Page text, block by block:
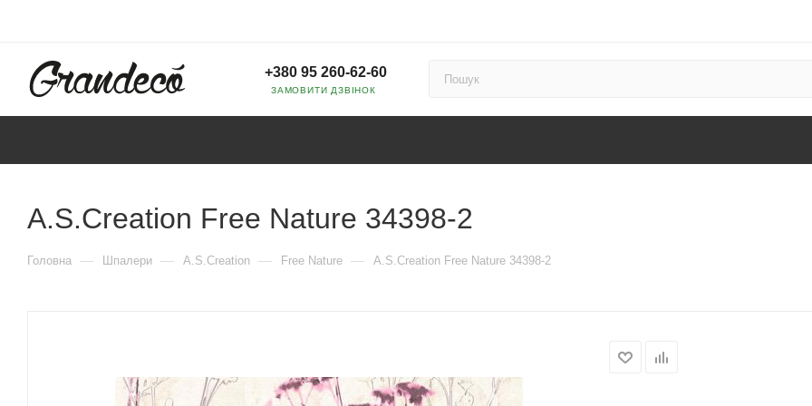
+380 95 260-62-60
ЗАМОВИТИ ДЗВІНОК
A.S.Creation Free Nature 34398-2
Головна — Шпалери — A.S.Creation — Free Nature — A.S.Creation Free Nature 34398-2